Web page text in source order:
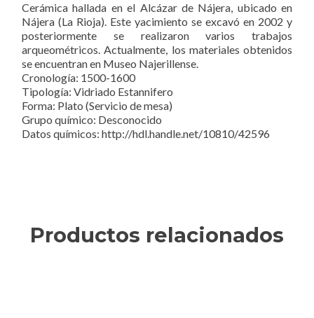
Cerámica hallada en el Alcázar de Nájera, ubicado en
Nájera (La Rioja). Este yacimiento se excavó en 2002 y
posteriormente se realizaron varios trabajos
arqueométricos. Actualmente, los materiales obtenidos
se encuentran en Museo Najerillense.
Cronología: 1500-1600
Tipología: Vidriado Estannifero
Forma: Plato (Servicio de mesa)
Grupo químico: Desconocido
Datos químicos: http://hdl.handle.net/10810/42596
Productos relacionados